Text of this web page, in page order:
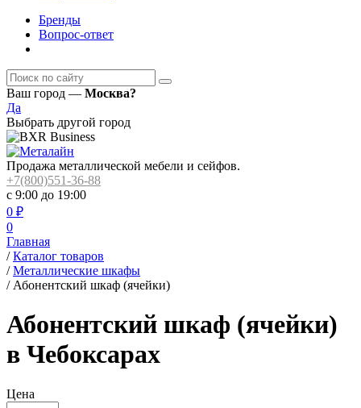
Бренды
Вопрос-ответ
Ваш город — Москва?
Да
Выбрать другой город
Продажа металлической мебели и сейфов.
+7(800)551-36-88
с 9:00 до 19:00
0 ₽
0
Главная
/ Каталог товаров
/ Металлические шкафы
/ Абонентский шкаф (ячейки)
Абонентский шкаф (ячейки)
в Чебоксарах
Цена